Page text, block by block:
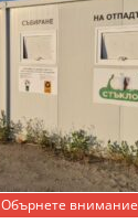
Обърнете внимание